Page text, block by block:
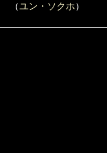
（ユン・ソクホ）